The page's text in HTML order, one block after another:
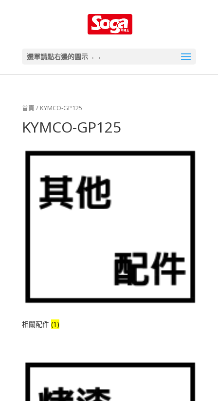
選單請點右邊的圖示→→
首頁 / KYMCO-GP125
KYMCO-GP125
相關配件 (1)